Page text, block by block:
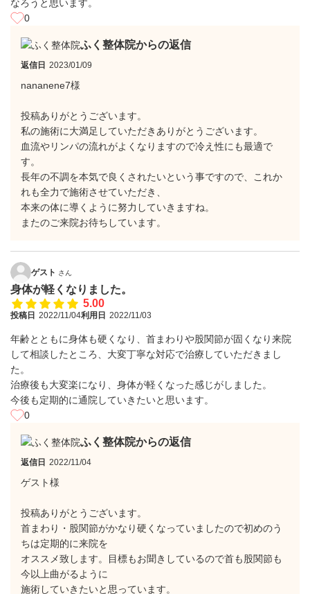
なろうと思います。
0
ふく整体院からの返信
返信日 2023/01/09
nananene7様
投稿ありがとうございます。
私の施術に大満足していただきありがとうございます。
血流やリンパの流れがよくなりますので冷え性にも最適で
す。
長年の不調を本気で良くされたいという事ですので、これか
れも全力で施術させていただき、
本来の体に導くように努力していきますね。
またのご来院お待ちしています。
ゲスト さん
身体が軽くなりました。
5.00
投稿日 2022/11/04利用日 2022/11/03
年齢とともに身体も硬くなり、首まわりや股関節が固くなり来院
して相談したところ、大変丁寧な対応で治療していただきまし
た。
治療後も大変楽になり、身体が軽くなった感じがしました。
今後も定期的に通院していきたいと思います。
0
ふく整体院からの返信
返信日 2022/11/04
ゲスト様
投稿ありがとうございます。
首まわり・股関節がかなり硬くなっていましたので初めのう
ちは定期的に来院を
オススメ致します。目標もお聞きしているので首も股関節も
今以上曲がるように
施術していきたいと思っています。